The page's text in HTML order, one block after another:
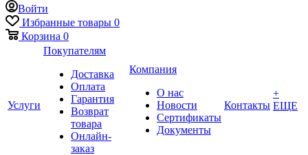
Войти
Избранные товары 0
Корзина 0
Услуги
Покупателям
Доставка
Оплата
Гарантия
Возврат
товара
Онлайн-
заказ
Компания
О нас
Новости
Сертификаты
Документы
Контакты
+
ЕЩЕ